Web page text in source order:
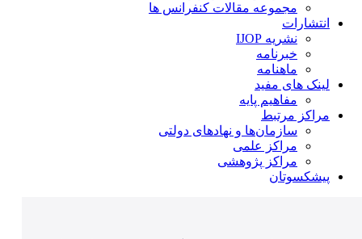
مجموعه مقالات کنفرانس ها
انتشارات
نشریه IJOP
خبرنامه
ماهنامه
لینک های مفید
مفاهیم پایه
مراکز مرتبط
سازمان‌ها و نهادهای دولتی
مراکز علمی
مراکز پژوهشی
پیشکسوتان